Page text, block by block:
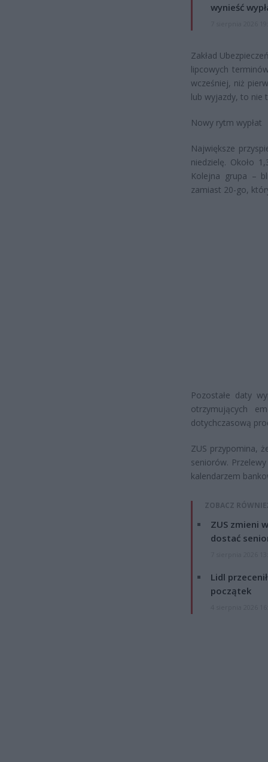
wynieść
Zakład
lipcowych
wcześniej, niż
lub wyjazdy, to nie
Nowy rytm wypłat
Największe
niedzielę. Około
Kolejna grupa –
zamiast 20-go,
Pozostałe daty
otrzymujących
dotychczasową
ZUS przypomina,
seniorów.
kalendarzem
ZOBACZ
ZUS zmieni
dostać
Lidl
początek